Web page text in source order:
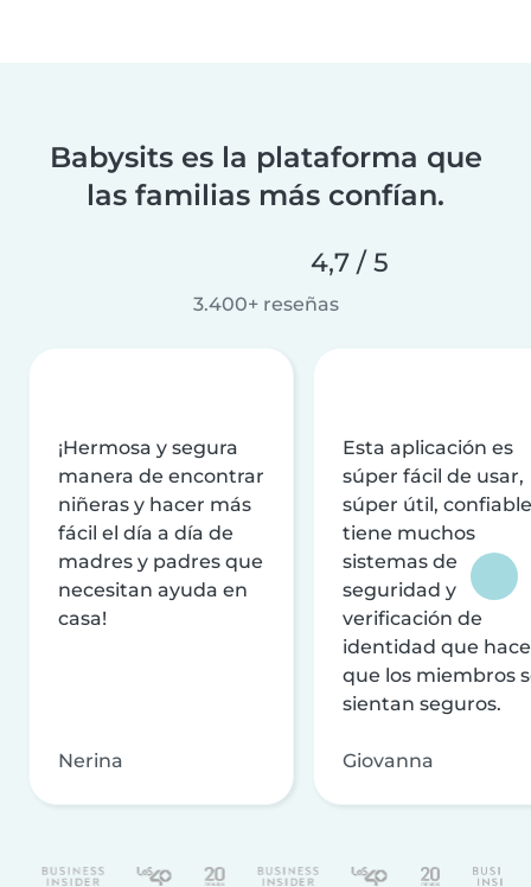
Babysits es la plataforma que
las familias más confían.
4,7 / 5
3.400+ reseñas
¡Hermosa y segura
manera de encontrar
niñeras y hacer más
fácil el día a día de
madres y padres que
necesitan ayuda en
casa!
Nerina
Esta aplicación es
súper fácil de usar,
súper útil,
tiene muchos
sistemas de
seguridad y
verificación de
identidad que
que los miembros
sientan seguros.
Giovanna